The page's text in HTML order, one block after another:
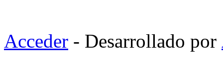
Acceder - Desarrollado por